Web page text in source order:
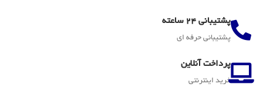
پشتیبانی 24 ساعته
پشتیبانی حرفه ای
پرداخت آنلاین
خرید اینترنتی